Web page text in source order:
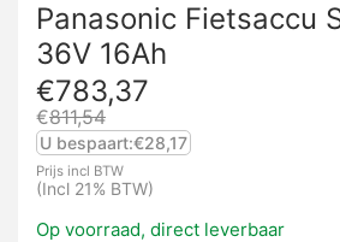
Panasonic Fietsaccu
36V 16Ah
€783,37
€811,54
U bespaart:€28,17
Prijs incl BTW
(Incl 21% BTW)
Op voorraad, direct leverbaar